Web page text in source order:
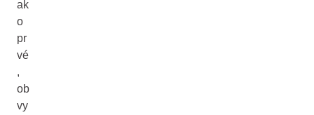
ak
o
pr
vé
,
ob
vy